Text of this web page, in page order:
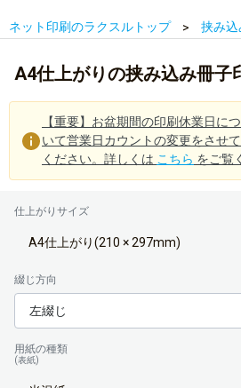
ネット印刷のラクスルトップ 挟み込
A4仕上がりの挟み込み冊子
【重要】お盆期間の印刷休業日に
いて営業日カウントの変更をさせ
ください。詳しくは こちら をご覧
仕上がりサイズ
A4仕上がり(210 × 297mm)
綴じ方向
左綴じ
用紙の種類
(表紙)